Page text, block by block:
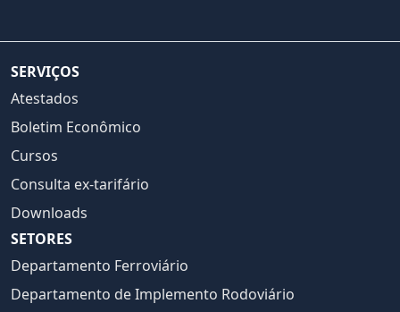
SERVIÇOS
Atestados
Boletim Econômico
Cursos
Consulta ex-tarifário
Downloads
SETORES
Departamento Ferroviário
Departamento de Implemento Rodoviário